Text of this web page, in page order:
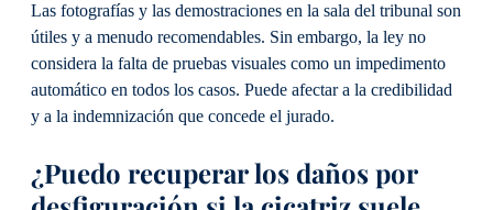
Las fotografías y las demostraciones en la sala del tribunal son
útiles y a menudo recomendables. Sin embargo, la ley no
considera la falta de pruebas visuales como un impedimento
automático en todos los casos. Puede afectar a la credibilidad
y a la indemnización que concede el jurado.
¿Puedo recuperar los daños por